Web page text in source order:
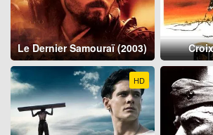
Le Dernier Samouraï (2003)
HD